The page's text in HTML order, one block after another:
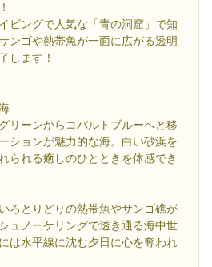
ビングで人気な「青の洞窟」で知
ンゴや熱帯魚が一面に広がる透明
します！
リーンからコバルトブルーへと移
ションが魅力的な海。白い砂浜を
られる癒しのひとときを体感でき
ろとりどりの熱帯魚やサンゴ礁が
ュノーケリングで透き通る海中世
は水平線に沈む夕日に心を奪われ